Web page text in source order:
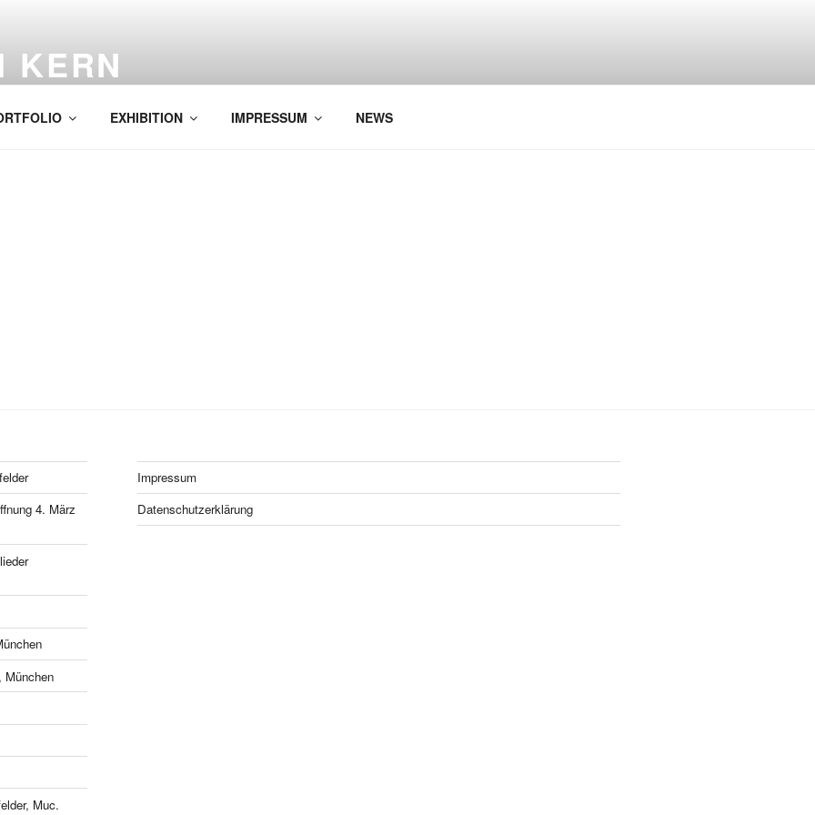
KERN
EXHIBITION IMPRESSUM NEWS
4. März
München
Muc.
Impressum
Datenschutzerklärung